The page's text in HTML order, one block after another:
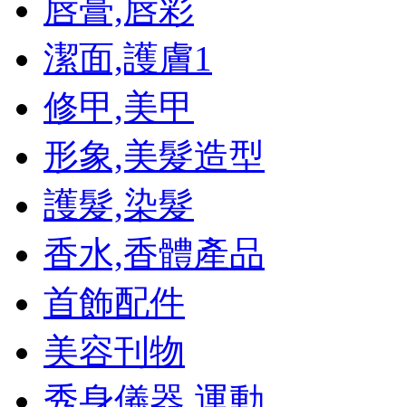
唇膏,唇彩
潔面,護膚1
修甲,美甲
形象,美髮造型
護髮,染髮
香水,香體產品
首飾配件
美容刊物